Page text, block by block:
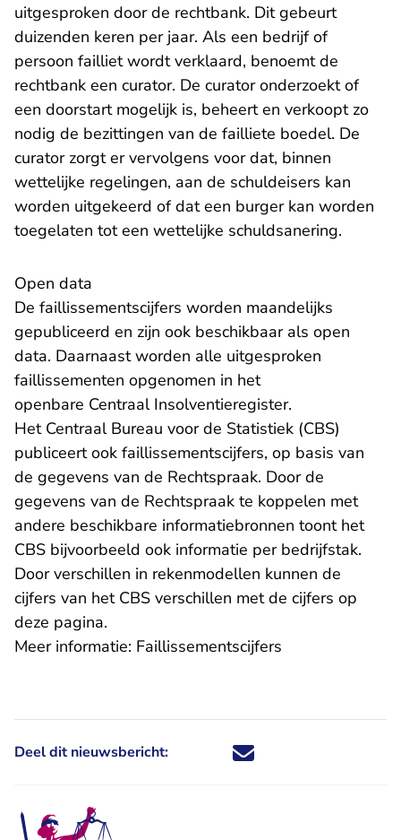
uitgesproken door de rechtbank. Dit gebeurt
duizenden keren per jaar. Als een bedrijf of
persoon failliet wordt verklaard, benoemt de
rechtbank een curator. De curator onderzoekt of
een doorstart mogelijk is, beheert en verkoopt zo
nodig de bezittingen van de failliete boedel. De
curator zorgt er vervolgens voor dat, binnen
wettelijke regelingen, aan de schuldeisers kan
worden uitgekeerd of dat een burger kan worden
toegelaten tot een wettelijke schuldsanering.
Open data
De faillissementscijfers worden maandelijks
gepubliceerd en zijn ook beschikbaar als open
data. Daarnaast worden alle uitgesproken
faillissementen opgenomen in het
openbare Centraal Insolventieregister- U verlaat
.
Het Centraal Bureau voor de Statistiek (CBS)
publiceert ook faillissementscijfers, op basis van
de gegevens van de Rechtspraak. Door de
gegevens van de Rechtspraak te koppelen met
andere beschikbare informatiebronnen toont het
CBS bijvoorbeeld ook informatie per bedrijfstak.
Door verschillen in rekenmodellen kunnen de
cijfers van het CBS verschillen met de cijfers op
deze pagina.
Meer informatie: Faillissementscijfers
Deel dit nieuwsbericht: Deel dit nieuwsbericht via X -
Deel dit nieuwsbericht via
Deel dit nieuwsbericht
Deel dit